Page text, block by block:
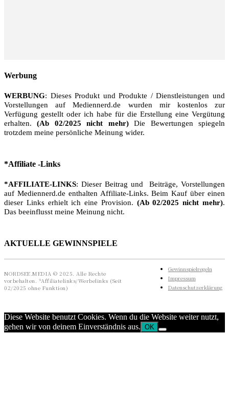
Werbung
WERBUNG: Dieses Produkt und Produkte / Dienstleistungen und
Vorstellungen auf Mediennerd.de wurden mir kostenlos zur
Verfügung gestellt oder ich habe für die Erstellung eine Vergütung
erhalten.(Ab 02/2025 nicht mehr)Die Bewertungen spiegeln
trotzdem meine persönliche Meinung wider.
*Affiliate -Links
*AFFILIATE-LINKS: Dieser Beitrag und Beiträge, Vorstellungen
auf Mediennerd.de enthalten Affiliate-Links. Beim Kauf über einen
dieser Links erhielt ich eine Provision. (Ab 02/2025 nicht mehr).
Das beeinflusst meine Meinung nicht.
AKTUELLE GEWINNSPIELE
NORDSEE.MEDIA © 2025. Alle Rechte
vorbehalten. *Affiliatelinks/Werbelinks (Seit
02/2025 ohne Funktion)
Gewinnspielregeln
Impressum
Datenschutzerklärung
Diese Website benutzt Cookies. Wenn du die Website weiter nutzt,
gehen wir von deinem Einverständnis aus. OK